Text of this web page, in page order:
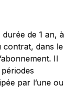
de 1 an, à
contrat, dans le
Il
par l’une ou